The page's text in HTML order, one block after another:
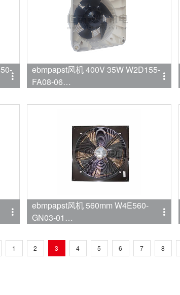
ebmpapst风机 400V 35W W2D155-
FA08-06
ebmpapst风机 560mm W4E560-
GN03-01
1 2 3 4 5 6 7 8